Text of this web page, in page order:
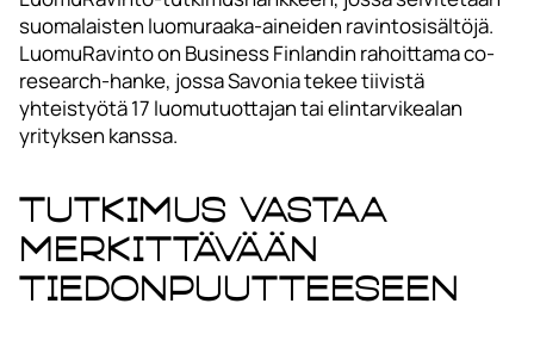
suomalaisten luomuraaka-aineiden ravintosisältöjä.
LuomuRavinto on Business Finlandin rahoittama co-
research-hanke, jossa Savonia tekee tiivistä
yhteistyötä 17 luomutuottajan tai elintarvikealan
yrityksen kanssa.
Tutkimus vastaa
merkittävään
tiedonpuutteeseen